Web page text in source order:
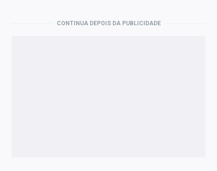
CONTINUA DEPOIS DA PUBLICIDADE